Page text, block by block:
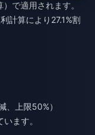
で適用されます。
計算により27.1%割
上限50%）
ます。